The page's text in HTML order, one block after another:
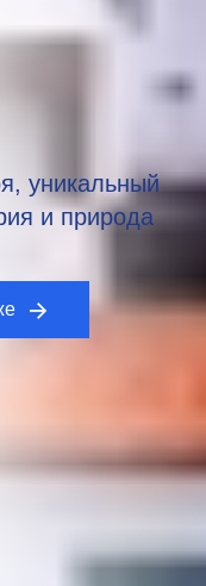
уникальный
и природа